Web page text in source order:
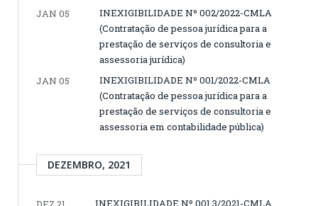
JAN 05
INEXIGIBILIDADE Nº 002/2022-CMLA
(Contratação de pessoa jurídica para a
prestação de serviços de consultoria e
assessoria jurídica)
JAN 05
INEXIGIBILIDADE Nº 001/2022-CMLA
(Contratação de pessoa jurídica para a
prestação de serviços de consultoria e
assessoria em contabilidade pública)
DEZEMBRO, 2021